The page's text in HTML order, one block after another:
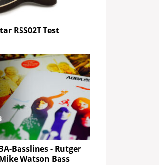
RSS02T Test
Basslines - Rutger
Watson Bass